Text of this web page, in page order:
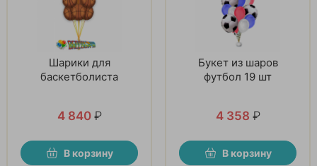
Шарики для
баскетболиста
4 840 ₽
В корзину
Букет из шаров
футбол 19 шт
4 358 ₽
В корзину